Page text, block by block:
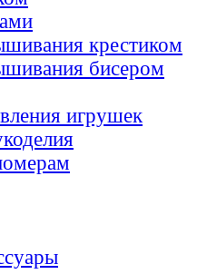
крестиком
бисером
игрушек